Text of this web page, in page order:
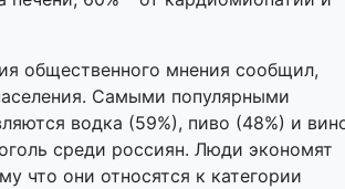
общественного мнения сообщил,
Самыми популярными
водка (59%), пиво (48%) и
среди россиян. Люди экономят
что они относятся к категории